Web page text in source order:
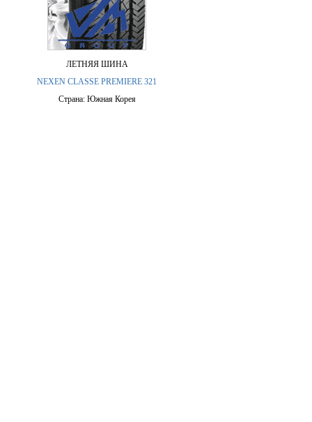
ЛЕТНЯЯ ШИНА
NEXEN CLASSE PREMIERE 321
Страна: Южная Корея